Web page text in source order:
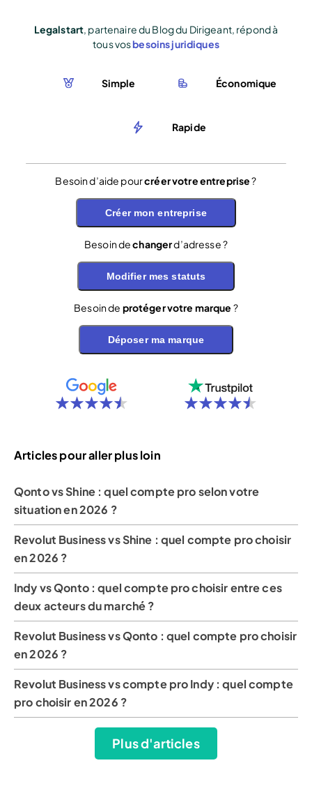
Legalstart, partenaire du Blog du Dirigeant, répond à
tous vosbesoins juridiques
Simple Économique
Rapide
Besoin d’aide pourcréer votre entreprise?
Créer mon entreprise
Besoin dechangerd’adresse ?
Modifier mes statuts
Besoin de protéger votre marque ?
Déposer ma marque
Articles pour aller plus loin
Qonto vs Shine : quel compte pro selon votre
situation en 2026 ?
Revolut Business vs Shine : quel compte pro choisir
en 2026 ?
Indy vs Qonto : quel compte pro choisir entre ces
deux acteurs du marché ?
Revolut Business vs Qonto : quel compte pro choisir
en 2026 ?
Revolut Business vs compte pro Indy : quel compte
pro choisir en 2026 ?
Plus d'articles